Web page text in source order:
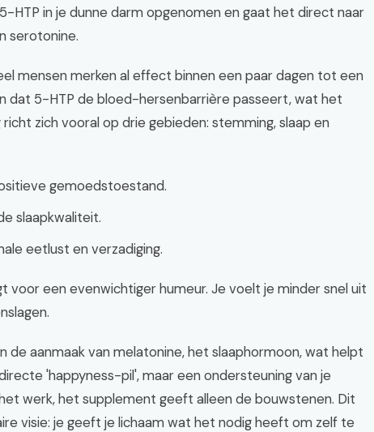
HTP in je dunne darm opgenomen en gaat het direct naar
serotonine.
mensen merken al effect binnen een paar dagen tot een
dat 5-HTP de bloed-hersenbarrière passeert, wat het
zich vooral op drie gebieden: stemming, slaap en
gemoedstoestand.
slaapkwaliteit.
eetlust en verzadiging.
voor een evenwichtiger humeur. Je voelt je minder snel uit
de aanmaak van melatonine, het slaaphormoon, wat helpt
'happyness-pil', maar een ondersteuning van je
werk, het supplement geeft alleen de bouwstenen. Dit
visie: je geeft je lichaam wat het nodig heeft om zelf te